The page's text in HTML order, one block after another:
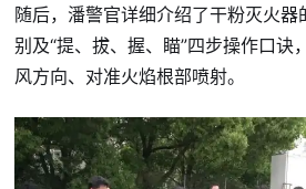
随后，潘警官详细介绍了干粉灭火
别及“提、拔、握、瞄”四步操作口诀
风方向、对准火焰根部喷射。